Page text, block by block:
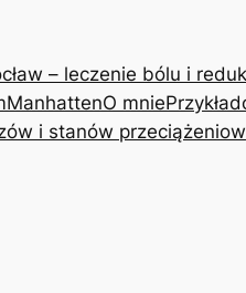
– leczenie bólu i
ManhattenO mnie
i stanów